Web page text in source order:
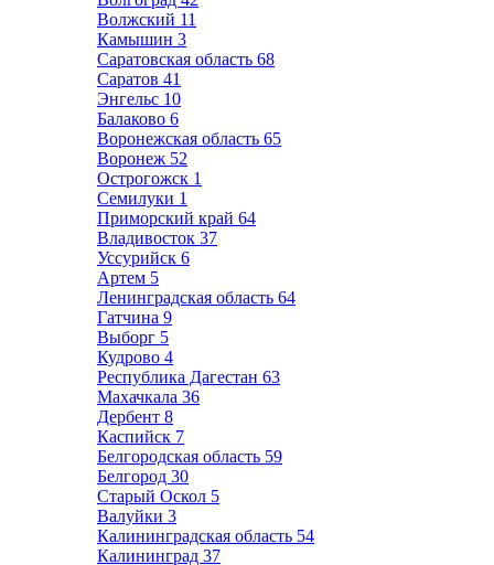
Волжский 11
Камышин 3
Саратовская область 68
Саратов 41
Энгельс 10
Балаково 6
Воронежская область 65
Воронеж 52
Острогожск 1
Семилуки 1
Приморский край 64
Владивосток 37
Уссурийск 6
Артем 5
Ленинградская область 64
Гатчина 9
Выборг 5
Кудрово 4
Республика Дагестан 63
Махачкала 36
Дербент 8
Каспийск 7
Белгородская область 59
Белгород 30
Старый Оскол 5
Валуйки 3
Калининградская область 54
Калининград 37